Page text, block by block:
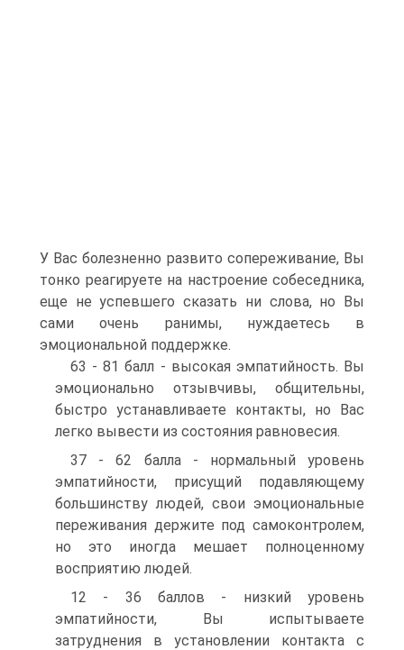
У Вас болезненно развито сопереживание, Вы
тонко реагируете на настроение собеседника,
еще не успевшего сказать ни слова, но Вы
сами очень ранимы, нуждаетесь в
эмоциональной поддержке.
63 - 81 балл - высокая эмпатийность. Вы
эмоционально отзывчивы, общительны,
быстро устанавливаете контакты, но Вас
легко вывести из состояния равновесия.
37 - 62 балла - нормальный уровень
эмпатийности, присущий подавляющему
большинству людей, свои эмоциональные
переживания держите под самоконтролем,
но это иногда мешает полноценному
восприятию людей.
12 - 36 баллов - низкий уровень
эмпатийности, Вы испытываете
затруднения в установлении контакта с